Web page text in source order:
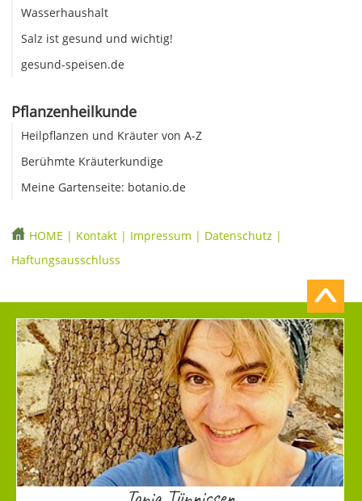
Wasserhaushalt
Salz ist gesund und wichtig!
gesund-speisen.de
Pflanzenheilkunde
Heilpflanzen und Kräuter von A-Z
Berühmte Kräuterkundige
Meine Gartenseite: botanio.de
HOME | Kontakt | Impressum | Datenschutz |
Haftungsausschluss